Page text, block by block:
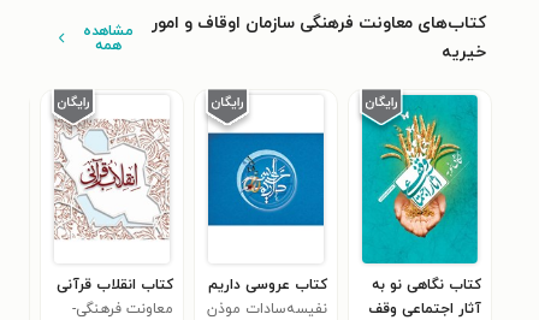
کتاب‌های معاونت فرهنگی سازمان اوقاف و امور
خیریه
مشاهده
همه
کتاب نگاهی نو به
آثار اجتماعی وقف
کتاب عروسی داریم
نفیسه‌سادات موذن
کتاب انقلاب قرآنی
معاونت فرهنگی-